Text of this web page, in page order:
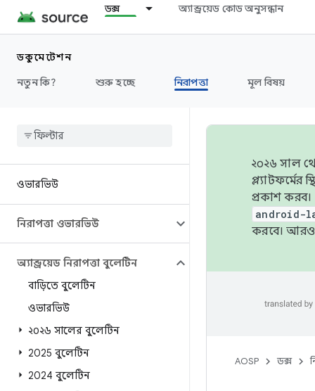
ডক্স অ্যান্ড্রয়েড কোড অনুসন্ধান
ডকুমেন্টেশন
নতুন কি?
শুরু হচ্ছে নিরাপত্তা মূল বিষয়
ওভারভিউ
নিরাপত্তা ওভারভিউ
অ্যান্ড্রয়েড নিরাপত্তা বুলেটিন
বাড়িতে বুলেটিন
ওভারভিউ
২০২৬ সালের বুলেটিন
2025 বুলেটিন
2024 বুলেটিন
২০২৬ সাল
প্রকাশ
android-
করবে।
AOSP ডক্স